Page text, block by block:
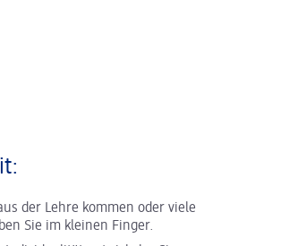
der Lehre kommen oder viele
Sie im kleinen Finger.